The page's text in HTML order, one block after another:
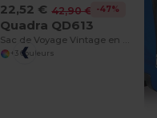
22,52 € 42,90 € -47%
Quadra QD613
+3 Couleurs